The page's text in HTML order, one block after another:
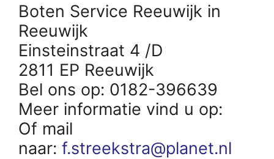
Boten Service Reeuwijk in
Reeuwijk
Einsteinstraat 4 /D
2811 EP Reeuwijk
Bel ons op: 0182-396639
Meer informatie vind u op:
Of mail
naar: f.streekstra@planet.nl